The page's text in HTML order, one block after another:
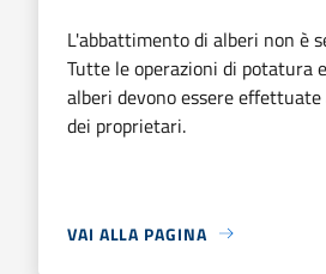
L'abbattimento di alberi non è
Tutte le operazioni di potatura
alberi devono essere effettuate
dei proprietari.
VAI ALLA PAGINA